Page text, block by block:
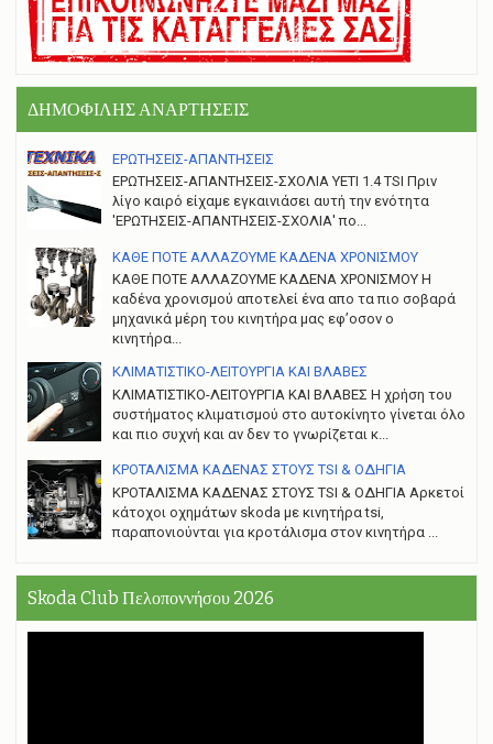
ΔΗΜΟΦΙΛΗΣ ΑΝΑΡΤΗΣΕΙΣ
ΕΡΩΤΗΣΕΙΣ-ΑΠΑΝΤΗΣΕΙΣ
ΕΡΩΤΗΣΕΙΣ-ΑΠΑΝΤΗΣΕΙΣ-ΣΧΟΛΙΑ YETI 1.4 TSI Πριν
λίγο καιρό είχαμε εγκαινιάσει αυτή την ενότητα
'ΕΡΩΤΗΣΕΙΣ-ΑΠΑΝΤΗΣΕΙΣ-ΣΧΟΛΙΑ' πο...
ΚΑΘΕ ΠΟΤΕ ΑΛΛΑΖΟΥΜΕ ΚΑΔΕΝΑ ΧΡΟΝΙΣΜΟΥ
ΚΑΘΕ ΠΟΤΕ ΑΛΛΑΖΟΥΜΕ ΚΑΔΕΝΑ ΧΡΟΝΙΣΜΟΥ Η
καδένα χρονισμού αποτελεί ένα απο τα πιο σοβαρά
μηχανικά μέρη του κινητήρα μας εφ’οσον ο
κινητήρα...
ΚΛΙΜΑΤΙΣΤΙΚΟ-ΛΕΙΤΟΥΡΓΙΑ ΚΑΙ ΒΛΑΒΕΣ
ΚΛΙΜΑΤΙΣΤΙΚΟ-ΛΕΙΤΟΥΡΓΙΑ ΚΑΙ ΒΛΑΒΕΣ H χρήση του
συστήματος κλιματισμού στο αυτοκίνητο γίνεται όλο
και πιο συχνή και αν δεν το γνωρίζεται κ...
ΚΡΟΤΑΛΙΣΜΑ ΚΑΔΕΝΑΣ ΣΤΟΥΣ TSI & ΟΔΗΓΙΑ
ΚΡΟΤΑΛΙΣΜΑ ΚΑΔΕΝΑΣ ΣΤΟΥΣ TSI & ΟΔΗΓΙΑ Αρκετοί
κάτοχοι οχημάτων skoda με κινητήρα tsi,
παραπονιούνται για κροτάλισμα στον κινητήρα ...
Skoda Club Πελοποννήσου 2026